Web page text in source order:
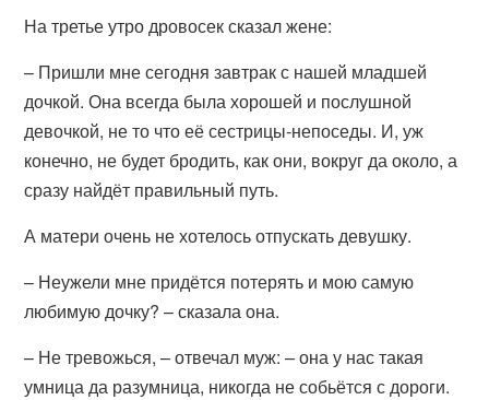
На третье утро дровосек сказал жене:
– Пришли мне сегодня завтрак с нашей младшей
дочкой. Она всегда была хорошей и послушной
девочкой, не то что её сестрицы-непоседы. И, уж
конечно, не будет бродить, как они, вокруг да около, а
сразу найдёт правильный путь.
А матери очень не хотелось отпускать девушку.
– Неужели мне придётся потерять и мою самую
любимую дочку? – сказала она.
– Не тревожься, – отвечал муж: – она у нас такая
умница да разумница, никогда не собьётся с дороги.